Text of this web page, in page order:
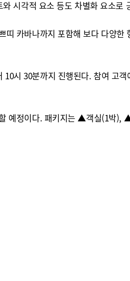
시각적 요소 등도 차별화 요소로
카바나까지 포함해 보다 다양
10시 30분까지 진행된다. 참여
예정이다. 패키지는 ▲객실(1